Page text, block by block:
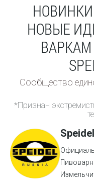
НОВЫЕ
Сообщество
*Признан